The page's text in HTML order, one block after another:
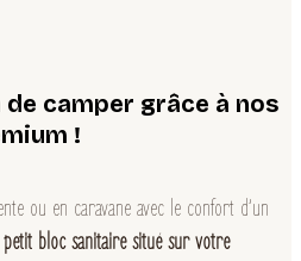
de camper grâce à nos
!
ou en caravane avec le confort d’un
petit bloc sanitaire situé sur votre